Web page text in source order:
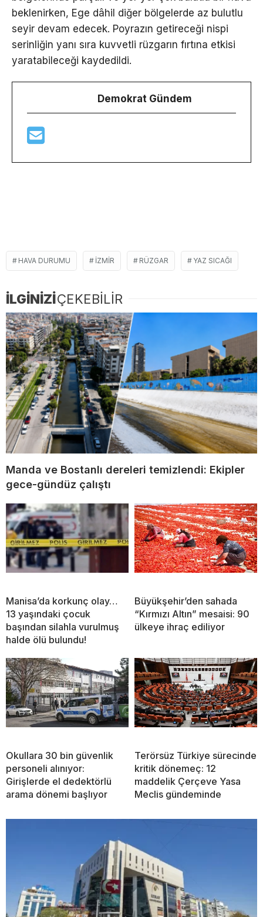
beklenirken, Ege dâhil diğer bölgelerde az bulutlu
seyir devam edecek. Poyrazın getireceği nispi
serinliğin yanı sıra kuvvetli rüzgarın fırtına etkisi
yaratabileceği kaydedildi.
Demokrat Gündem
HAVA DURUMU IZMIR RÜZGAR YAZ SICAĞI
İLGİNİZİÇEKEBİLİR
Manda ve Bostanlı dereleri temizlendi: Ekipler
gece-gündüz çalıştı
Manisa’da korkunç olay…
13 yaşındaki çocuk
başından silahla vurulmuş
halde ölü bulundu!
Büyükşehir’den sahada
“Kırmızı Altın” mesaisi: 90
ülkeye ihraç ediliyor
Okullara 30 bin güvenlik
personeli alınıyor:
Girişlerde el dedektörlü
arama dönemi başlıyor
Terörsüz Türkiye sürecinde
kritik dönemeç: 12
maddelik Çerçeve Yasa
Meclis gündeminde